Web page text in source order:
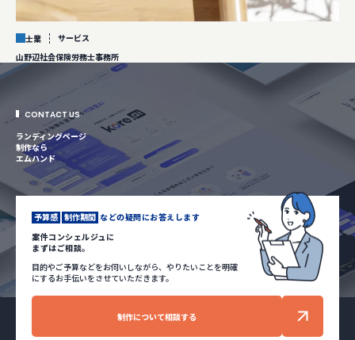
士業
サービス
山野辺社会保険労務士事務所
CONTACT US
ランディングページ
制作なら
エムハンド
予算感 制作期間 などの疑問にお答えします
案件コンシェルジュに
まずはご相談。
目的やご予算などをお伺いしながら、やりたいことを明確
にするお手伝いをさせていただきます。
制作について相談する